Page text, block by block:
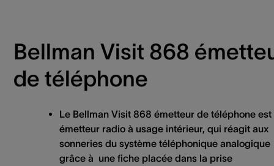
Bellman Visit 868
de téléphone
Le Bellman Visit 868 émetteur de téléphone est
émetteur radio à usage intérieur, qui réagit aux
sonneries du système téléphonique analogique
grâce à une fiche placée dans la prise